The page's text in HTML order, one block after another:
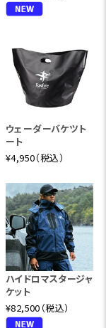
ウェーダーバケツト
ート
¥4,950（税込）
ハイドロマスタージャ
ケット
¥82,500（税込）